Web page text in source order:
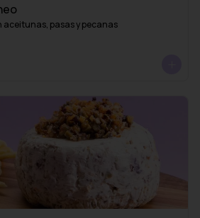
aceitunas, pasas y pecanas